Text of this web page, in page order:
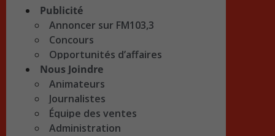
Publicité
Annoncer sur FM103,3
Concours
Opportunités d’affaires
Nous Joindre
Animateurs
Journalistes
Équipe des ventes
Administration